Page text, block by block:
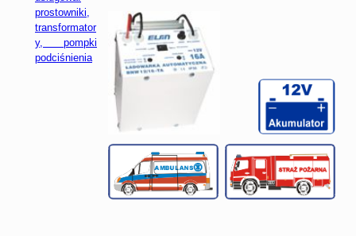
prostowniki,
transformator
y, pompki
podciśnienia